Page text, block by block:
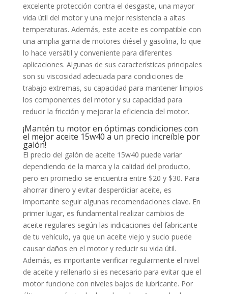
excelente protección contra el desgaste, una mayor
vida útil del motor y una mejor resistencia a altas
temperaturas. Además, este aceite es compatible con
una amplia gama de motores diésel y gasolina, lo que
lo hace versátil y conveniente para diferentes
aplicaciones. Algunas de sus características principales
son su viscosidad adecuada para condiciones de
trabajo extremas, su capacidad para mantener limpios
los componentes del motor y su capacidad para
reducir la fricción y mejorar la eficiencia del motor.
¡Mantén tu motor en óptimas condiciones con
el mejor aceite 15w40 a un precio increíble por
galón!
El precio del galón de aceite 15w40 puede variar
dependiendo de la marca y la calidad del producto,
pero en promedio se encuentra entre $20 y $30. Para
ahorrar dinero y evitar desperdiciar aceite, es
importante seguir algunas recomendaciones clave. En
primer lugar, es fundamental realizar cambios de
aceite regulares según las indicaciones del fabricante
de tu vehículo, ya que un aceite viejo y sucio puede
causar daños en el motor y reducir su vida útil.
Además, es importante verificar regularmente el nivel
de aceite y rellenarlo si es necesario para evitar que el
motor funcione con niveles bajos de lubricante. Por